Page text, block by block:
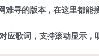
寻的版本，在这里都能
应歌词，支持滚动显示，